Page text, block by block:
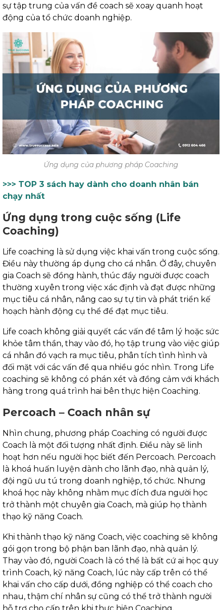
sự tập trung của vấn đề coach sẽ xoay quanh hoạt
động của tổ chức doanh nghiệp.
Ứng dụng của phương pháp Coaching
>>> TOP 3 sách hay dành cho doanh nhân bán
chạy nhất
Ứng dụng trong cuộc sống (Life
Coaching)
Life coaching là sử dụng việc khai vấn trong cuộc sống.
Điều này thường áp dụng cho cá nhân. Ở đây, chuyên
gia Coach sẽ đồng hành, thúc đẩy người được coach
thường xuyên trong việc xác định và đạt được những
mục tiêu cá nhân, nâng cao sự tự tin và phát triển kế
hoạch hành động cụ thể để đạt mục tiêu.
Life coach không giải quyết các vấn đề tâm lý hoặc sức
khỏe tâm thần, thay vào đó, họ tập trung vào việc giúp
cá nhân đó vạch ra mục tiêu, phân tích tình hình và
đối mặt với các vấn đề qua nhiều góc nhìn. Trong Life
coaching sẽ không có phán xét và đồng cảm với khách
hàng trong quá trình hai bên thực hiện Coaching.
Percoach – Coach nhân sự
Nhìn chung, phương pháp Coaching có người được
Coach là một đối tượng nhất định. Điều này sẽ linh
hoạt hơn nếu người học biết đến Percoach. Percoach
là khoá huấn luyện dành cho lãnh đạo, nhà quản lý,
đội ngũ ưu tú trong doanh nghiệp, tổ chức. Nhưng
khoá học này không nhằm mục đích đưa người học
trở thành một chuyên gia Coach, mà giúp họ thành
thạo kỹ năng Coach.
Khi thành thạo kỹ năng Coach, việc coaching sẽ không
gói gọn trong bộ phận ban lãnh đạo, nhà quản lý.
Thay vào đó, người Coach là có thể là bất cứ ai học quy
trình Coach, kỹ năng Coach, lúc này cấp trên có thể
khai vấn cho cấp dưới, đồng nghiệp có thể coach cho
nhau, thậm chí nhân sự cũng có thể trở thành người